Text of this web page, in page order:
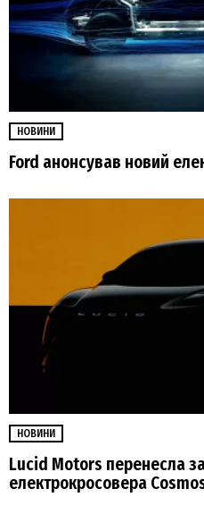
НОВИНИ
Ford анонсував новий
НОВИНИ
Lucid Motors перенесла
електрокросовера